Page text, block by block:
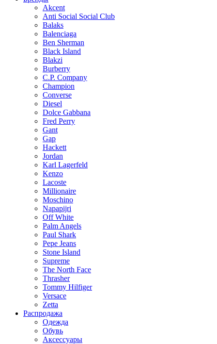
Akcent
Anti Social Social Club
Balaks
Balenciaga
Ben Sherman
Black Island
Blakzi
Burberry
C.P. Company
Champion
Converse
Diesel
Dolce Gabbana
Fred Perry
Gant
Gap
Hackett
Jordan
Karl Lagerfeld
Kenzo
Lacoste
Millionaire
Moschino
Napapijri
Off White
Palm Angels
Paul Shark
Pepe Jeans
Stone Island
Supreme
The North Face
Thrasher
Tommy Hilfiger
Versace
Zetta
Распродажа
Одежда
Обувь
Аксессуары